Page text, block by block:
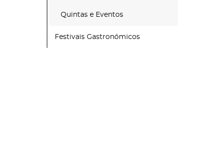
Quintas e Eventos
Festivais Gastronómicos